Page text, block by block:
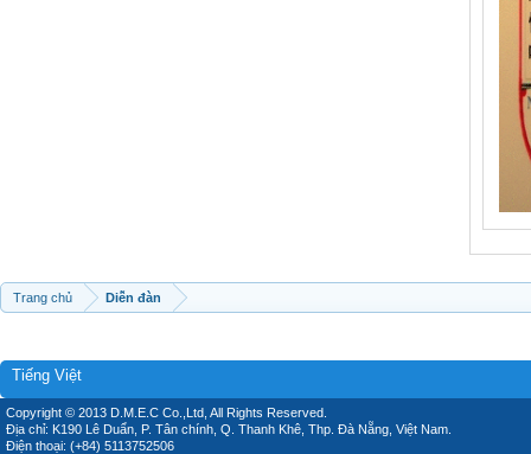
Trang chủ Diễn đàn
Tiếng Việt
Copyright © 2013 D.M.E.C Co.,Ltd, All Rights Reserved.
Địa chỉ: K190 Lê Duẩn, P. Tân chính, Q. Thanh Khê, Thp. Đà Nẵng, Việt Nam.
Điện thoại: (+84) 5113752506